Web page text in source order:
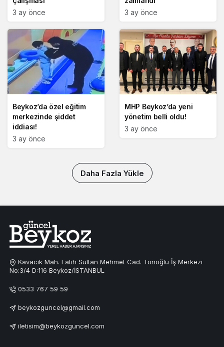
3 ay önce
3 ay önce
Beykoz’da özel eğitim
merkezinde şiddet
iddiası!
3 ay önce
MHP Beykoz’da yeni
yönetim belli oldu!
3 ay önce
Daha Fazla Yükle
Kavacık Mah. Fatih Sultan Mehmet Cad. Tonoğlu İş Merkezi
No:3/4 D:116 Beykoz/İSTANBUL
0533 767 59 59
beykozguncel@gmail.com
iletisim@beykozguncel.com